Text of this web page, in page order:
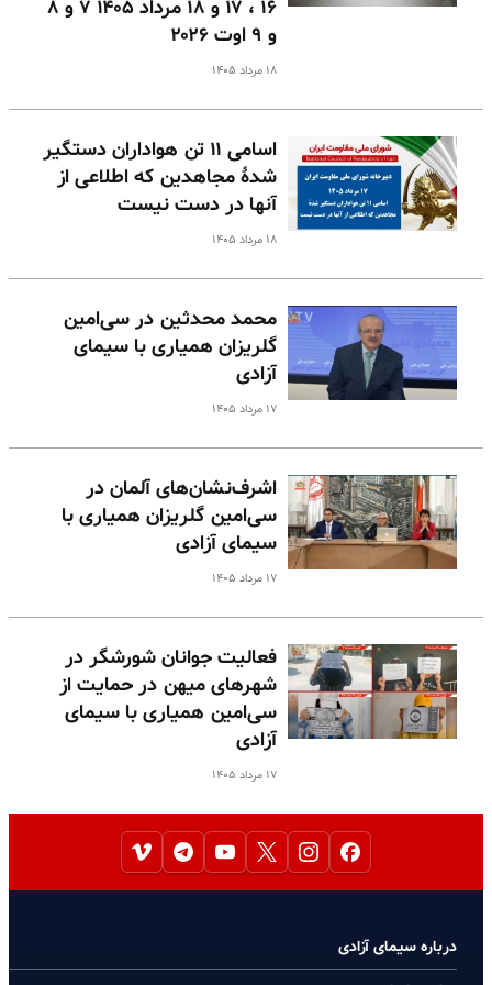
۱۶ ، ۱۷ و ۱۸ مرداد ۱۴۰۵ ۷ و ۸
و ۹ اوت ۲۰۲۶
۱۸ مرداد ۱۴۰۵
اسامی ۱۱ تن هواداران دستگیر
شدهٔ مجاهدین که اطلاعی از
آنها در دست نیست
۱۸ مرداد ۱۴۰۵
محمد محدثین در سی‌امین
گلریزان همیاری با سیمای
آزادی
۱۷ مرداد ۱۴۰۵
اشرف‌نشان‌های آلمان در
سی‌امین گلریزان همیاری با
سیمای آزادی
۱۷ مرداد ۱۴۰۵
فعالیت جوانان شورشگر در
شهرهای میهن در حمایت از
سی‌امین همیاری با سیمای
آزادی
۱۷ مرداد ۱۴۰۵
درباره سیمای آزادی